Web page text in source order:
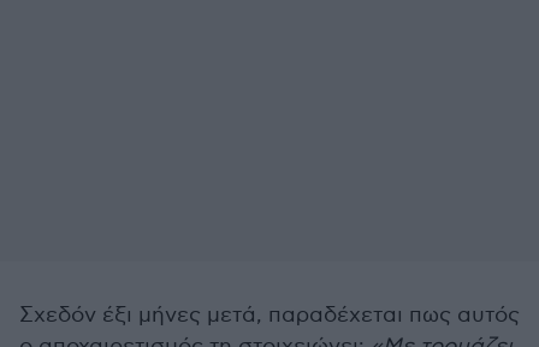
Σχεδόν έξι μήνες μετά, παραδέχεται πως αυτός